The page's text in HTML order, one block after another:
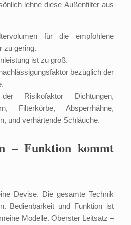
lehne diese Außenfilter aus
für die empfohlene
zu gering.
ist zu groß.
bezüglich der
Risikofaktor Dichtungen,
Filterkörbe, Absperrhähne,
und verhärtende Schläuche.
– Funktion kommt
Devise. Die gesamte Technik
Bedienbarkeit und Funktion ist
Modelle. Oberster Leitsatz –